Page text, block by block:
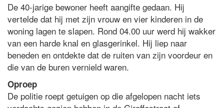
De 40-jarige bewoner heeft aangifte gedaan. Hij
vertelde dat hij met zijn vrouw en vier kinderen in de
woning lagen te slapen. Rond 04.00 uur werd hij wakker
van een harde knal en glasgerinkel. Hij liep naar
beneden en ontdekte dat de ruiten van zijn voordeur en
die van de buren vernield waren.
Oproep
De politie roept getuigen op die afgelopen nacht iets